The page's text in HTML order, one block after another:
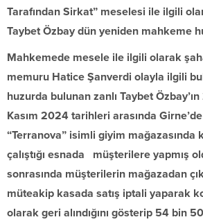
Tarafından Sirkat” meselesi ile ilgili
Taybet Özbay dün yeniden mahkeme
Mahkemede mesele ile ilgili olarak
memuru Hatice Şanverdi olayla ilgili
huzurda bulunan zanlı Taybet
Kasım 2024 tarihleri arasında
“Terranova” isimli giyim mağazasında
çalıştığı esnada müşterilere yapmış
sonrasında müşterilerin mağazadan
müteakip kasada satış iptali yaparak
olarak geri alındığını gösterip 54 bin